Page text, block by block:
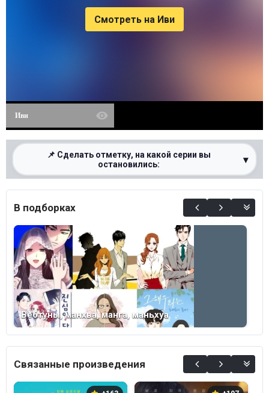
Смотреть на Иви
Иви
📌 Сделать отметку, на какой серии вы
остановились:
▾
0%
В подборках
Вебтуны, манхва, манга, маньхуа
Связанные произведения